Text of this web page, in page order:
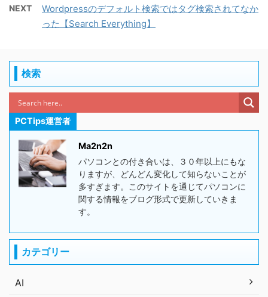
NEXT
Wordpressのデフォルト検索ではタグ検索されてなか
った【Search Everything】
検索
PCTips運営者
Ma2n2n
パソコンとの付き合いは、３０年以上にもな
りますが、どんどん変化して知らないことが
多すぎます。このサイトを通じてパソコンに
関する情報をブログ形式で更新していきま
す。
カテゴリー
AI